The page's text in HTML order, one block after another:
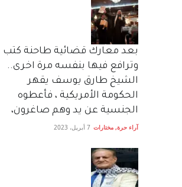
بعد معارك قضائية طاحنة كتب
وترافع فيها بنفسه مرة اخرى..
الشيخ طارق يوسف يقهر
الحكومة الأمريكية ، فأعطوه
الجنسية عن يد وهم صاغرون،
آراء حرة, مختارات 7 أبريل، 2023